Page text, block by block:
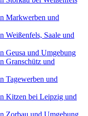
Markwerben und
Weißenfels, Saale und
Geusa und Umgebung
Granschütz und
Tagewerben und
Kitzen bei Leipzig und
Zorbau und Umgebung